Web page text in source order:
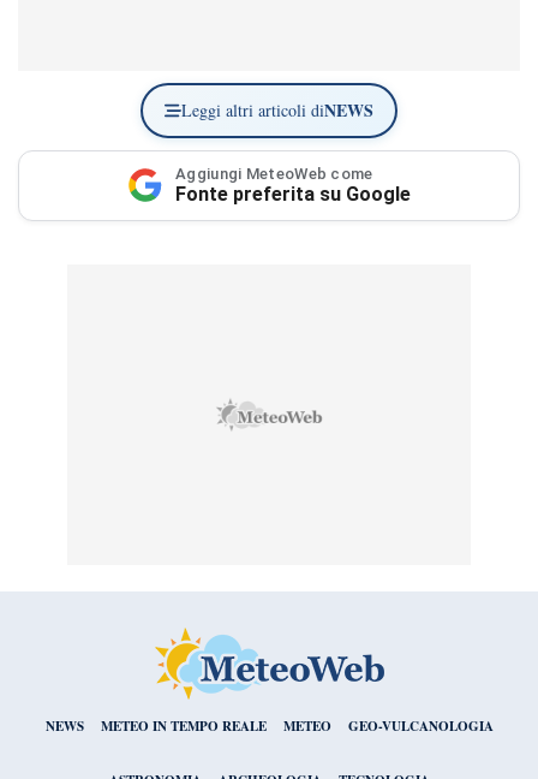
Leggi altri articoli diNEWS
Aggiungi MeteoWeb come
Fonte preferita su Google
NEWS METEO IN TEMPO REALE METEO GEO-VULCANOLOGIA